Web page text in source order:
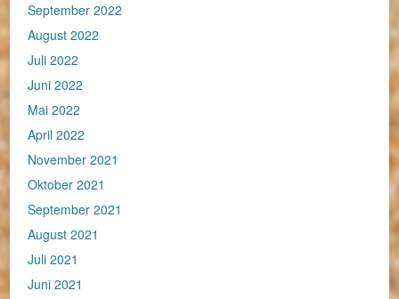
September 2022
August 2022
Juli 2022
Juni 2022
Mai 2022
April 2022
November 2021
Oktober 2021
September 2021
August 2021
Juli 2021
Juni 2021